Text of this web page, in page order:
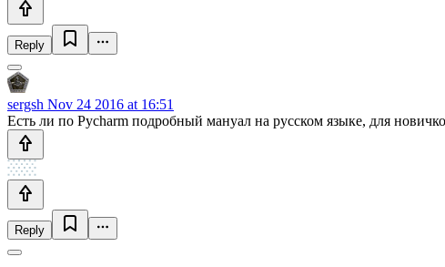
Reply
sergsh Nov 24 2016 at 16:51
Есть ли по Pycharm подробный мануал на русском языке, для
Reply